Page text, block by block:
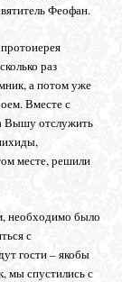
Феофан.
раз
а потом уже
Вместе с
Вышу отслужить
месте, решили
необходимо было
с
гости – якобы
мы спустились с